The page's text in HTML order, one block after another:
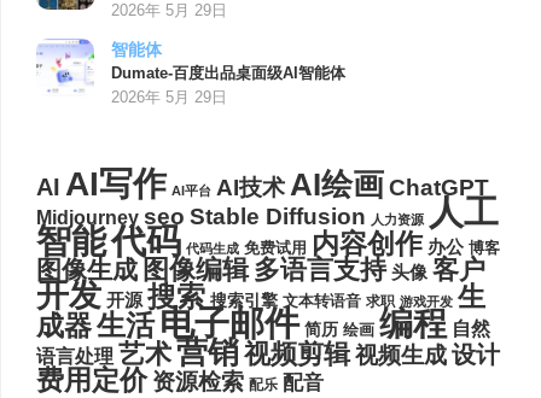
2026年 5月 29日
智能体
Dumate-百度出品桌面级AI智能体
2026年 5月 29日
AI AI写作 AI平台 AI技术AI绘画ChatGPT
Midjourney seo Stable Diffusion 人力资源 人工
智能代码 代码生成 免费试用 内容创作 办公 博客
图像生成 图像编辑 多语言支持 头像 客户
开发 开源 搜索 搜索引擎 文本转语音 求职 游戏开发 生
成器生活电子邮件 简历 绘画 编程 自然
语言处理 艺术营销视频剪辑视频生成设计
费用定价 资源检索 配乐 配音